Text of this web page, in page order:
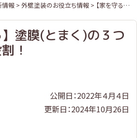
情報 > 外壁塗装のお役立ち情報 > 【家を守る】塗膜(とまく)の３つの大切な役割！
】塗膜(とまく)の３つ
！
公開日：2022年４月４日
更新日：2024年10月26日